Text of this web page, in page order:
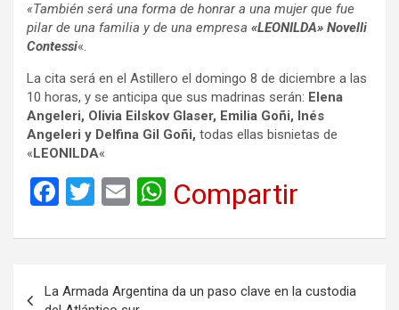
«También será una forma de honrar a una mujer que fue
pilar de una familia y de una empresa «LEONILDA» Novelli
Contessi«.
La cita será en el Astillero el domingo 8 de diciembre a las
10 horas, y se anticipa que sus madrinas serán: Elena
Angeleri, Olivia Eilskov Glaser, Emilia Goñi, Inés
Angeleri y Delfina Gil Goñi, todas ellas bisnietas de
« LEONILDA«
F
ce
b
T
tt
er
E
ail
W
at
s
Compartir
La Armada Argentina da un paso clave en la custodia